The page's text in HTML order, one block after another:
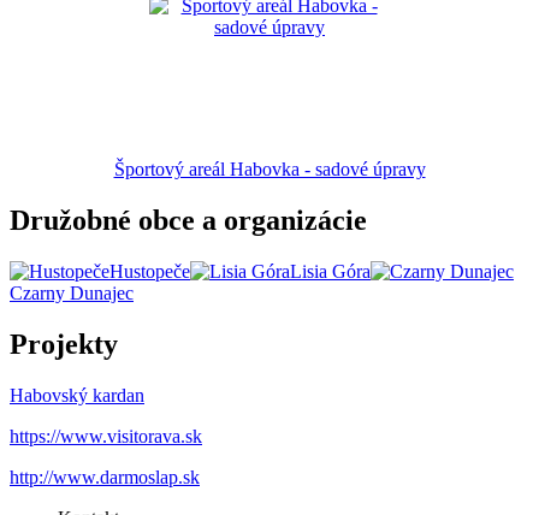
Športový areál Habovka - sadové úpravy
Družobné obce a organizácie
Hustopeče
Lisia Góra
Czarny Dunajec
Projekty
Habovský kardan
https://www.visitorava.sk
http://www.darmoslap.sk